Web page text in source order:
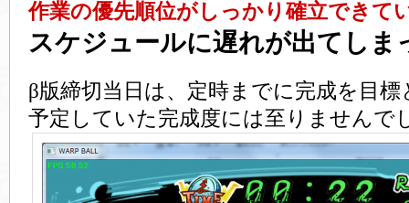
作業の優先順位がしっかり確立できて
スケジュールに遅れが出てしま
β版締切当日は、定時までに完成を目
予定していた完成度には至りませんで